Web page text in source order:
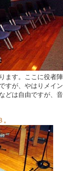
す。ここに役者
が、やはりメイ
は自由ですが、